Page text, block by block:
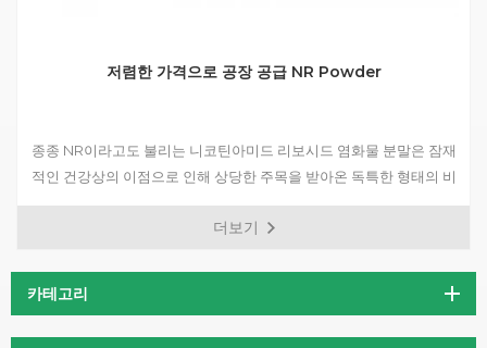
저렴한 가격으로 공장 공급 NR Powder
종종 NR이라고도 불리는 니코틴아미드 리보시드 염화물 분말은 잠재
적인 건강상의 이점으로 인해 상당한 주목을 받아온 독특한 형태의 비
타민 B3입니다. 흰색의 결정성 분말로 물에 녹기 때문에 다양한 제형
에 쉽게 혼합할 수 있습니다.
더보기
카테고리